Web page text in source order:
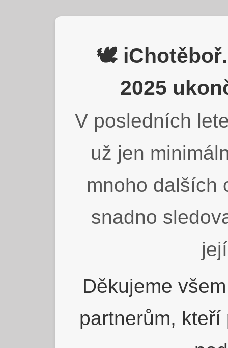
🕊️
2025
V posledních
už jen
mnoho dalších
snadno
Děkujeme
partnerům,